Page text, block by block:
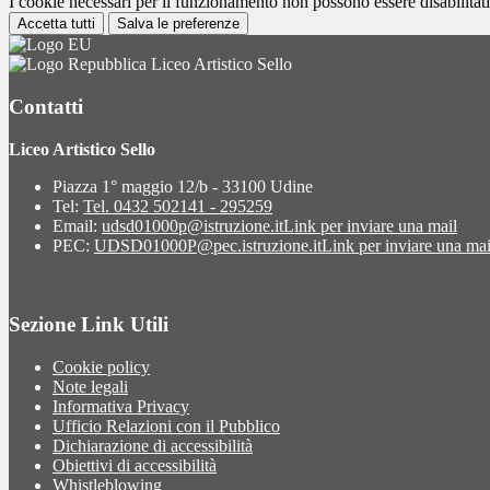
Accetta tutti Salva le preferenze
Liceo Artistico Sello
Contatti
Liceo Artistico Sello
Piazza 1° maggio 12/b - 33100 Udine
Tel: Tel. 0432 502141 - 295259
Email: udsd01000p@istruzione.itLink per inviare una mail
PEC: UDSD01000P@pec.istruzione.itLink per inviare una
Sezione Link Utili
Cookie policy
Note legali
Informativa Privacy
Ufficio Relazioni con il Pubblico
Dichiarazione di accessibilità
Obiettivi di accessibilità
Whistleblowing